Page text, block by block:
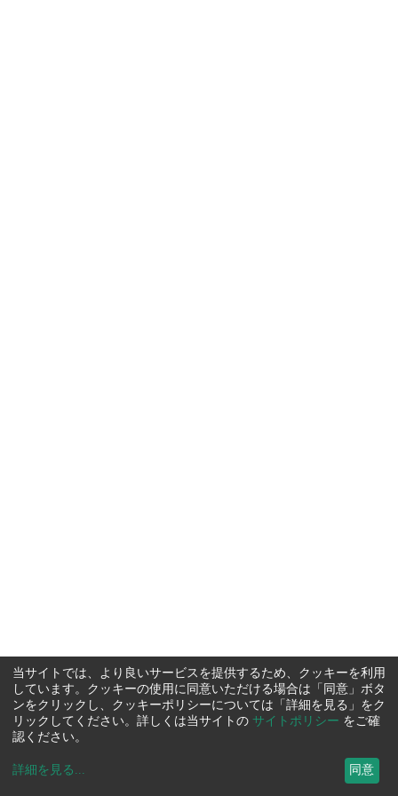
当サイトでは、より良いサービスを提供するため、クッキーを利用
しています。クッキーの使用に同意いただける場合は「同意」ボタ
ンをクリックし、クッキーポリシーについては「詳細を見る」をク
リックしてください。詳しくは当サイトの サイトポリシー をご確
認ください。
詳細を見る ... 同意